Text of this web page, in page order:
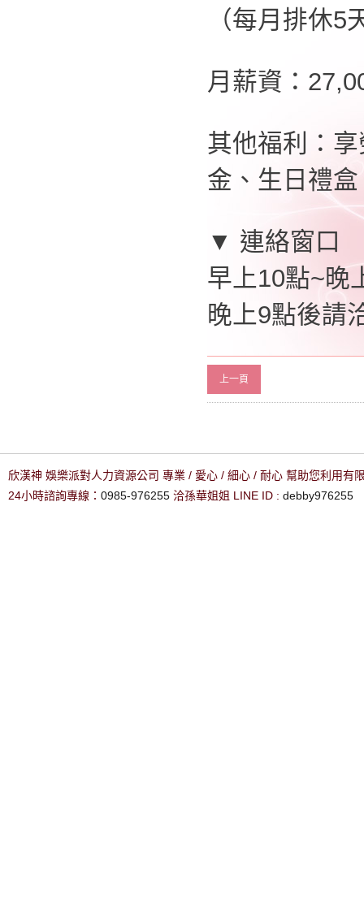
（每月排休5
月薪資：
其他福利：
金、生日禮盒
▼ 連絡窗口
早上10點~晚
晚上9點後請
上一頁
欣漢神 娛樂派對人力資源公司 專業 / 愛心 / 細心 / 耐心 幫助您利用有
24小時諮詢專線： 0985-976255 洽孫華姐姐 LINE ID : debby976255